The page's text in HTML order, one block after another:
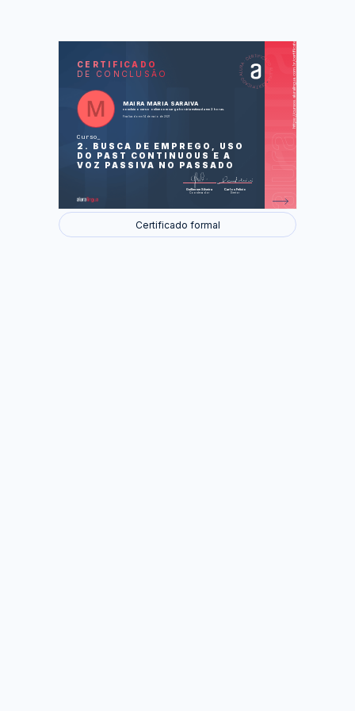
CERTIFICADO
DE CONCLUSÃO
MAIRA MARIA SARAIVA
concluiu o curso online com carga horária estimada em 2 horas.
Finalizado em 14 de maio de 2021
Curso
2. BUSCA DE EMPREGO, USO
DO PAST CONTINUOUS E A
VOZ PASSIVA NO PASSADO
Guilherme Silveira
Coordenador
Carlos Felício
Diretor
LAS
Hot weather (Clima quente)
A new job (Um trabalho novo)
aventura na Europa: intercâmbio em
Certificado formal